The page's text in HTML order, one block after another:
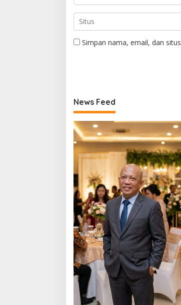
Simpan nama, email, dan
News Feed